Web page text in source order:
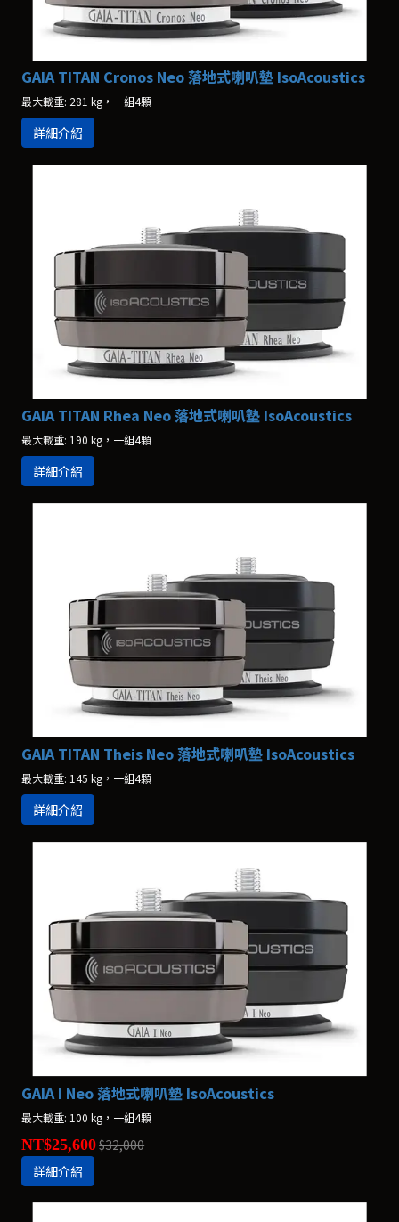
GAIA TITAN Cronos Neo 落地式喇叭墊 IsoAcoustics
最大載重: 281 kg，一組4顆
詳細介紹
GAIA TITAN Rhea Neo 落地式喇叭墊 IsoAcoustics
最大載重: 190 kg，一組4顆
詳細介紹
GAIA TITAN Theis Neo 落地式喇叭墊 IsoAcoustics
最大載重: 145 kg，一組4顆
詳細介紹
GAIA I Neo 落地式喇叭墊 IsoAcoustics
最大載重: 100 kg，一組4顆
NT$25,600$32,000
詳細介紹